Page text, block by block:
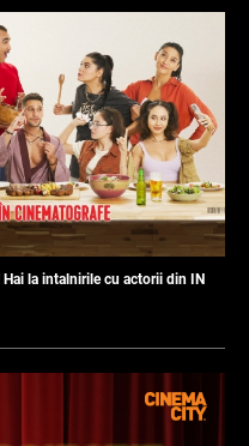
la intalnirile cu actorii din IN